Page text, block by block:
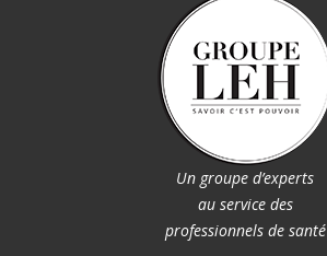
Un groupe d’experts
au service des
professionnels de santé